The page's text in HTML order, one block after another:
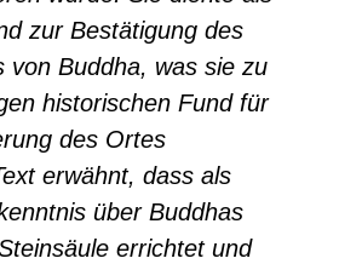
zur Bestätigung des
von Buddha, was sie zu
historischen Fund für
des Ortes
erwähnt, dass als
über Buddhas
errichtet und